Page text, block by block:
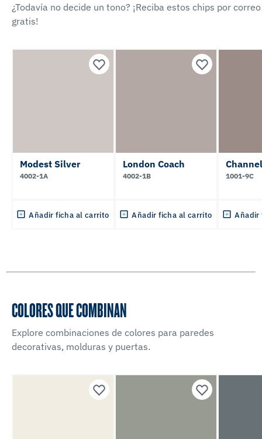
¿Todavía no decide un tono? ¡Reciba estos chips por correo
gratis!
Modest Silver
4002-1A
Añadir ficha al carrito
London Coach
4002-1B
Añadir ficha al carrito
1001-9C
Añadir
COLORES QUE COMBINAN
Explore combinaciones de colores para paredes
decorativas, molduras y puertas.